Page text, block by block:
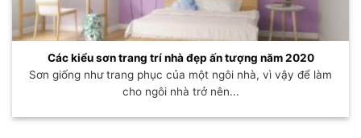
Các kiểu sơn trang trí nhà đẹp ấn tượng năm 2020
Sơn giống như trang phục của một ngôi nhà, vì vậy để làm
cho ngôi nhà trở nên...